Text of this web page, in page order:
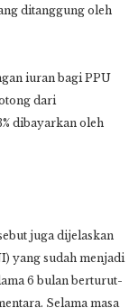
ditanggung oleh
iuran bagi PPU
dari
dibayarkan oleh
juga dijelaskan
yang sudah menjadi
6 bulan berturut-
Selama masa